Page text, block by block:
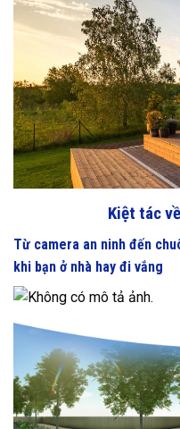
Kiệt tác
Từ camera an ninh đến
khi bạn ở nhà hay đi vắng